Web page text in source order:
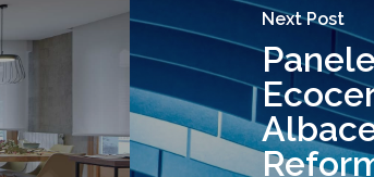
Next Post